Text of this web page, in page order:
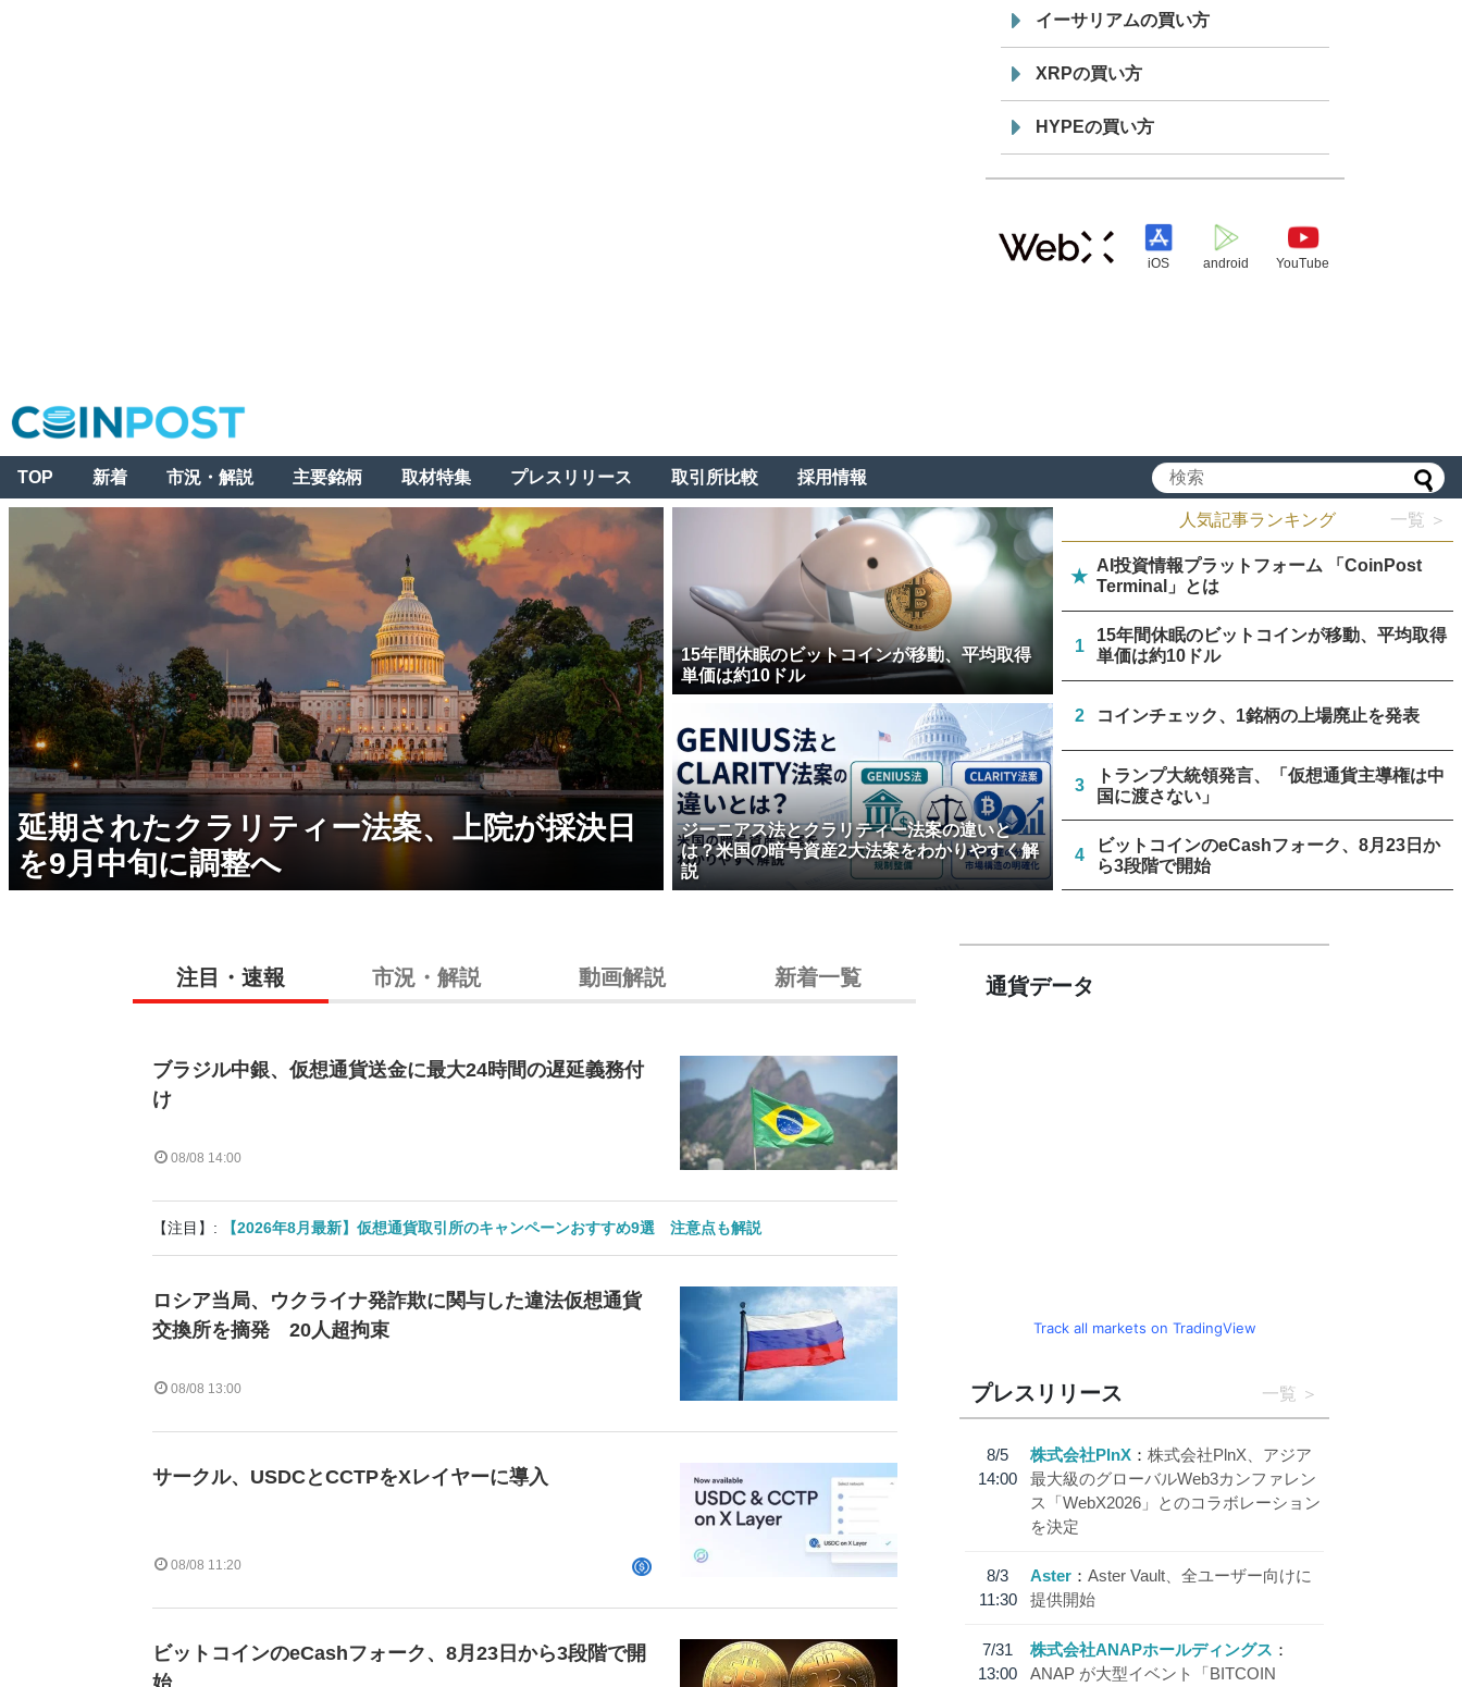
イーサリアムの買い方
XRPの買い方
HYPEの買い方
iOS android YouTube
TOP 新着 市況・解説 主要銘柄 取材特集 プレスリリース 取引所比較 採用情報
延期されたクラリティー法案、上院が採決日
を9月中旬に調整へ
15年間休眠のビットコインが移動、平均取得
単価は約10ドル
ジーニアス法とクラリティー法案の違いと
は？米国の暗号資産2大法案をわかりやすく解
説
人気記事ランキング 一覧 ＞
★
AI投資情報プラットフォーム 「CoinPost
Terminal」とは
1
15年間休眠のビットコインが移動、平均取得
単価は約10ドル
2 コインチェック、1銘柄の上場廃止を発表
3
トランプ大統領発言、「仮想通貨主導権は中
国に渡さない」
4
ビットコインのeCashフォーク、8月23日か
ら3段階で開始
注目・速報 市況・解説 動画解説 新着一覧
ブラジル中銀、仮想通貨送金に最大24時間の遅延義務付
け
08/08 14:00
【注目】: 【2026年8月最新】仮想通貨取引所のキャンペーンおすすめ9選 注意点も解説
ロシア当局、ウクライナ発詐欺に関与した違法仮想通貨
交換所を摘発 20人超拘束
08/08 13:00
サークル、USDCとCCTPをXレイヤーに導入
08/08 11:20
ビットコインのeCashフォーク、8月23日から3段階で開
通貨データ
Track all markets on TradingView
プレスリリース 一覧
8/5
14:00
株式会社PlnX
株式会社PlnX、アジア
最大級のグローバルWeb3カンファレン
ス「WebX2026」とのコラボレーション
を決定
8/3
11:30
Aster
Aster Vault、全ユーザー向けに
提供開始
7/31
13:00
株式会社ANAPホールディングス
ANAP が大型イベント「BITCOIN